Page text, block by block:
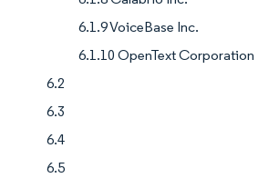
6.1.9 VoiceBase Inc.
6.1.10 OpenText Corporation
6.2
6.3
6.4
6.5